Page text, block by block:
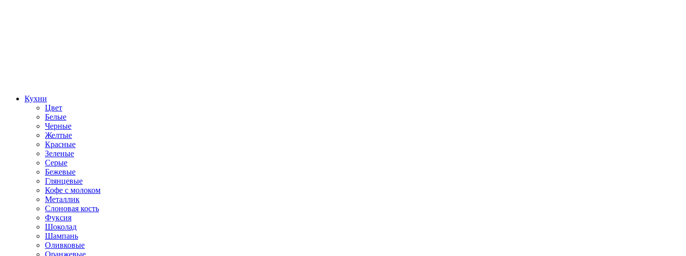
Кухни
Цвет
Белые
Черные
Желтые
Красные
Зеленые
Серые
Бежевые
Глянцевые
Кофе с молоком
Металлик
Слоновая кость
Фуксия
Шоколад
Шампань
Оливковые
Оранжевые